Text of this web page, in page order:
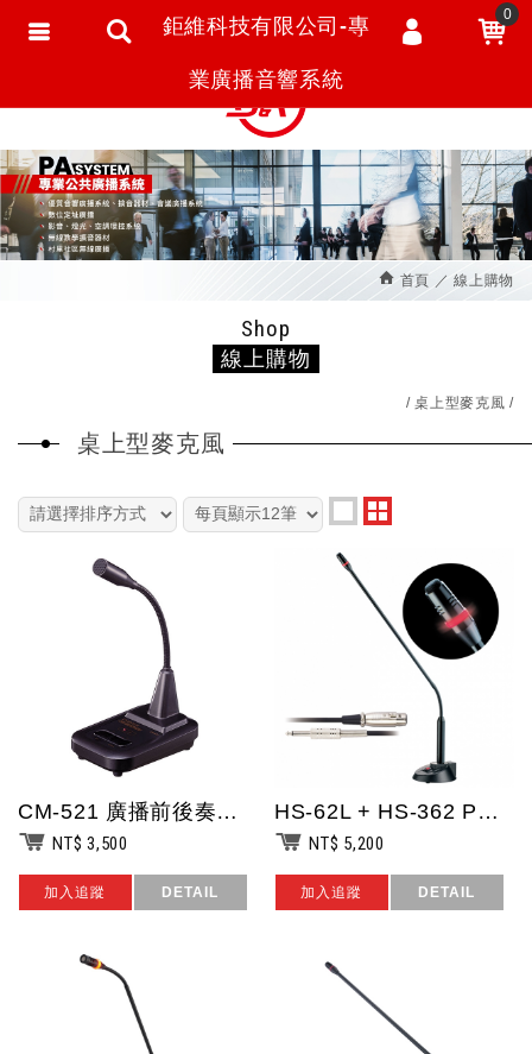
首頁 線上購物
Shop
線上購物
桌上型麥克風
桌上型麥克風
CM-521 廣播前後奏麥克風/電容式音頭/導線長度90cm/軟管22cm/4...
NT$ 3,500
加入追蹤 DETAIL
HS-62L + HS-362 POKKA 桌上型會議列席機(並聯式)/可搭配一...
NT$ 5,200
加入追蹤 DETAIL
鉅維科技有限公司-專
業廣播音響系統
0
會員登入
會員註冊
忘記密碼
訂單查詢
追蹤清單
匯款通知
繁體中文